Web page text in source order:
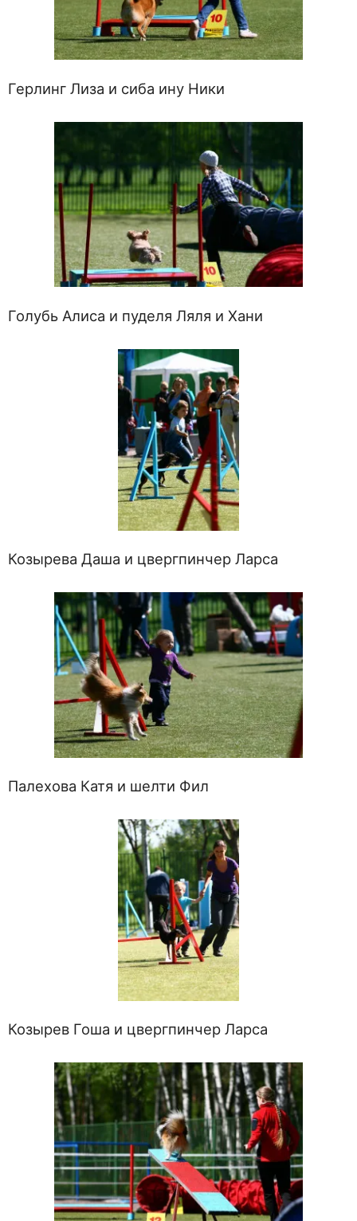
Герлинг Лиза и сиба ину Ники
Голубь Алиса и пуделя Ляля и Хани
Козырева Даша и цвергпинчер Ларса
Палехова Катя и шелти Фил
Козырев Гоша и цвергпинчер Ларса